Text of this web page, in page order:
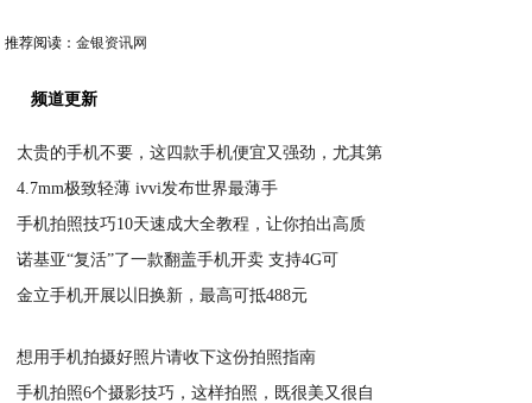
推荐阅读：金银资讯网
频道更新
太贵的手机不要，这四款手机便宜又强劲，尤其第
4.7mm极致轻薄 ivvi发布世界最薄手
手机拍照技巧10天速成大全教程，让你拍出高质
诺基亚“复活”了一款翻盖手机开卖 支持4G可
金立手机开展以旧换新，最高可抵488元
想用手机拍摄好照片请收下这份拍照指南
手机拍照6个摄影技巧，这样拍照，既很美又很自